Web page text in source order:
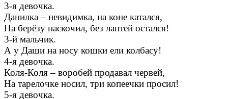
3-я девочка.
Данилка – невидимка, на коне катался,
На берёзу наскочил, без лаптей остался!
3-й мальчик.
А у Даши на носу кошки ели колбасу!
4-я девочка.
Коля-Коля – воробей продавал червей,
На тарелочке носил, три копеечки просил!
5-я девочка.